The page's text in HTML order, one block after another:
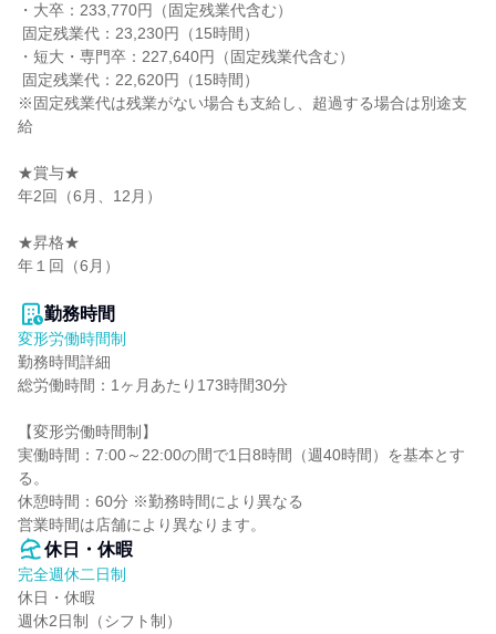
・大卒：233,770円（固定残業代含む）
・短大・専門卒：227,640円（固定残業代含む）
※固定残業代は残業がない場合も支給し、超過する場合は別途支
給
★賞与★
年2回（6月、12月）
★昇格★
年１回（6月）
勤務時間
変形労働時間制
勤務時間詳細
総労働時間：1ヶ月あたり173時間30分
【変形労働時間制】
実働時間：7:00～22:00の間で1日8時間（週40時間）を基本とす
る。
休憩時間：60分 ※勤務時間により異なる
営業時間は店舗により異なります。
休日・休暇
完全週休二日制
休日・休暇
週休2日制（シフト制）